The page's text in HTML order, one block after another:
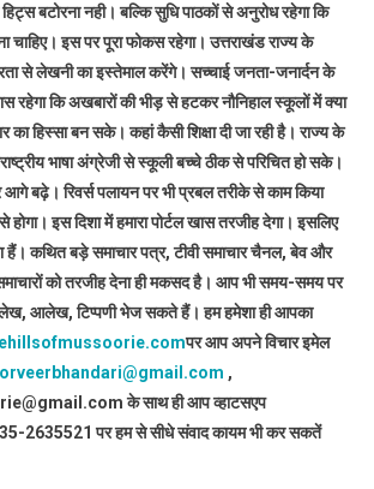
बटोरना नही। बल्कि सुधि पाठकों से अनुरोध रहेगा कि
चाहिए। इस पर पूरा फोकस रहेगा। उत्तराखंड राज्य के
से लेखनी का इस्तेमाल करेंगे। सच्चाई जनता-जनार्दन के
रहेगा कि अखबारों की भीड़ से हटकर नौनिहाल स्कूलों में क्या
हिस्सा बन सके। कहां कैसी शिक्षा दी जा रही है। राज्य के
भाषा अंग्रेजी से स्कूली बच्चे ठीक से परिचित हो सके।
बढ़े। रिवर्स पलायन पर भी प्रबल तरीके से काम किया
होगा। इस दिशा में हमारा पोर्टल खास तरजीह देगा। इसलिए
हैं। कथित बड़े समाचार पत्र, टीवी समाचार चैनल, बेव और
को तरजीह देना ही मकसद है। आप भी समय-समय पर
आलेख, टिप्पणी भेज सकते हैं। हम हमेशा ही आपका
पर आप अपने विचार इमेल
,
के साथ ही आप व्हाटसएप
2635521 पर हम से सीधे संवाद कायम भी कर सकतें